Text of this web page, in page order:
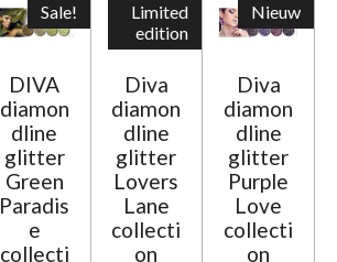
Sale!
DIVA
diamon
dline
glitter
Green
Paradis
e
collecti
Limited
edition
Diva
diamon
dline
glitter
Lovers
Lane
collecti
on
Nieuw
Diva
diamon
dline
glitter
Purple
Love
collecti
on